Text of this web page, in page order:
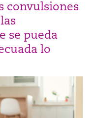
convulsiones
se pueda
lo